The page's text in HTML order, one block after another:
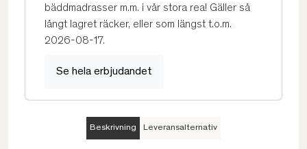
bäddmadrasser m.m. i vår stora rea! Gäller så
långt lagret räcker, eller som längst t.o.m.
2026-08-17.
Se hela erbjudandet
Beskrivning Leveransalternativ